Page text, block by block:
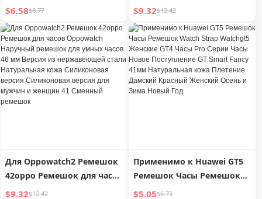
Watchfit2 Браслет для
часов Ремешок для часов
WatchFit Ремешок для
часов Новая женская
спортивная замена
Удобный силиконовый
мужской элегантный
аксессуар
$6.58$8.77
3, браслет для Oppo
Watch3 Pro, ремешок для
часов третьего
поколения/SE,
металлический
силиконовый браслет
бренда New Tide, мужской
$9.32$12.42
Для Oppowatch2 Ремешок
42oppo Ремешок для часов
Oppowatch Наручный
$9.32$12.42
Применимо к Huawei GT5
Ремешок Часы Ремешок
Watch Strap Watchgt5
$5.05$6.73